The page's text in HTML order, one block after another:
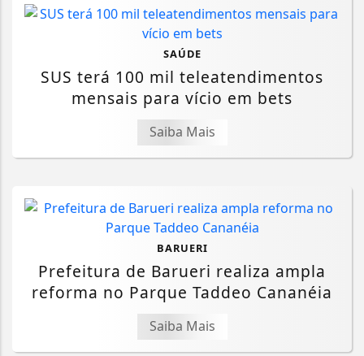
SAÚDE
SUS terá 100 mil teleatendimentos
mensais para vício em bets
Saiba Mais
BARUERI
Prefeitura de Barueri realiza ampla
reforma no Parque Taddeo Cananéia
Saiba Mais